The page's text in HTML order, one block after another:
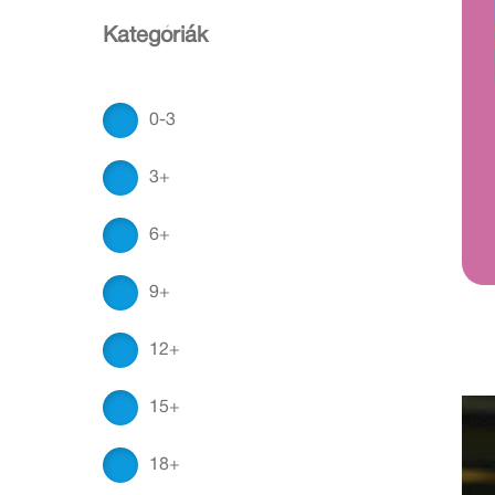
Kategóriák
0-3
3+
6+
9+
12+
15+
18+